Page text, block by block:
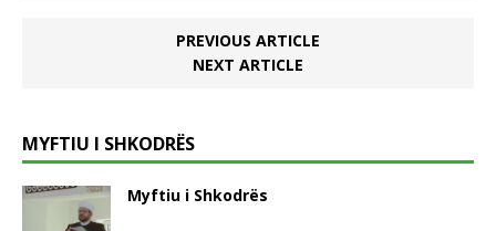
PREVIOUS ARTICLE
NEXT ARTICLE
MYFTIU I SHKODRËS
Myftiu i Shkodrës